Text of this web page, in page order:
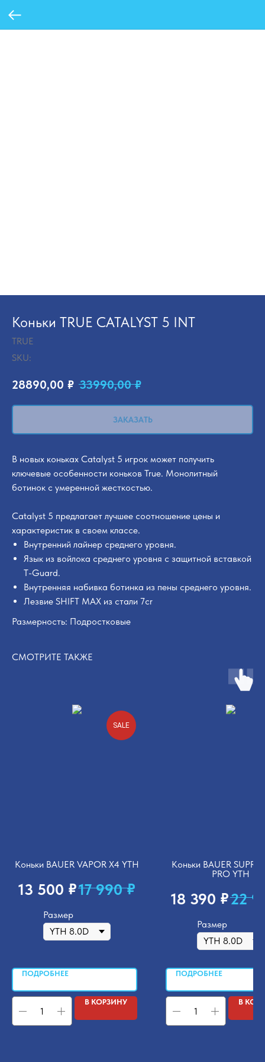
Коньки TRUE CATALYST 5 INT
TRUE
SKU:
28890,00 ₽ 33990,00 ₽
ЗАКАЗАТЬ
В новых коньках Catalyst 5 игрок может получить
ключевые особенности коньков True. Монолитный
ботинок с умеренной жесткостью.
Catalyst 5 предлагает лучшее соотношение цены и
характеристик в своем классе.
Внутренний лайнер среднего уровня.
Язык из войлока среднего уровня с защитной вставкой
T-Guard.
Внутренняя набивка ботинка из пены среднего уровня.
Лезвие SHIFT MAX из стали 7cr
Размерность: Подростковые
СМОТРИТЕ ТАКЖЕ
SALE
Коньки BAUER VAPOR X4 YTH
13 500 ₽17 990 ₽
Размер
ПОДРОБНЕЕ
В КОРЗИНУ
Коньки BAUER
PRO YTH
18 390 ₽22
Размер
ПОДРОБНЕЕ
В